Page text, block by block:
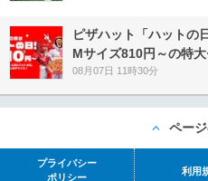
ピザハット「ハットの
Mサイズ810円～の特
08月07日 11時30分
ペー
プライバシー
ポリシー
利用